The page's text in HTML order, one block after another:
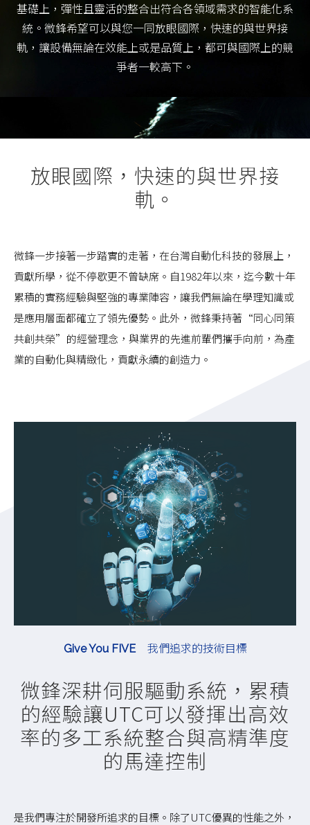
基礎上，彈性且靈活的整合出符合各領域需求的智能化系
統。微鋒希望可以與您一同放眼國際，快速的與世界接
軌，讓設備無論在效能上或是品質上，都可與國際上的競
爭者一較高下。
放眼國際，快速的與世界接
軌。
微鋒一步接著一步踏實的走著，在台灣自動化科技的發展上，
貢獻所學，從不停歇更不曾缺席。自1982年以來，迄今數十年
累積的實務經驗與堅強的專業陣容，讓我們無論在學理知識或
是應用層面都確立了領先優勢。此外，微鋒秉持著“同心同策
共創共榮”的經營理念，與業界的先進前輩們攜手向前，為產
業的自動化與精緻化，貢獻永續的創造力。
Give You FIVE 我們追求的技術目標
微鋒深耕伺服驅動系統，累積
的經驗讓UTC可以發揮出高效
率的多工系統整合與高精準度
的馬達控制
是我們專注於開發所追求的目標。除了UTC優異的性能之外，